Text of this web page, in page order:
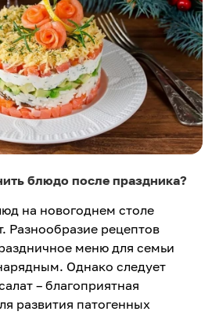
блюдо после праздника?
на новогоднем столе
Разнообразие рецептов
меню для семьи
Однако следует
– благоприятная
развития патогенных